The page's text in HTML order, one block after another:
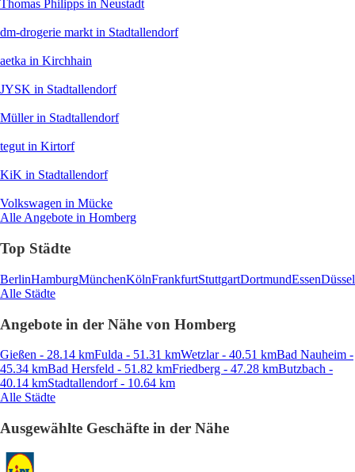
Thomas Philipps in Neustadt
dm-drogerie markt in Stadtallendorf
aetka in Kirchhain
JYSK in Stadtallendorf
Müllerin Stadtallendorf
tegut in Kirtorf
KiK in Stadtallendorf
Volkswagen in Mücke
Alle Angebote in Homberg
Top Städte
BerlinHamburgMünchenKölnFrankfurtStuttgartDortmundEssen
Alle Städte
Angebote in der Nähe von Homberg
Gießen - 28.14 kmFulda - 51.31 kmWetzlar - 40.51 kmBad Nauheim -
45.34 kmBad Hersfeld - 51.82 kmFriedberg - 47.28 kmButzbach -
40.14 kmStadtallendorf - 10.64 km
Alle Städte
Ausgewählte Geschäfte in der Nähe